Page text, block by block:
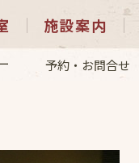
施設案内
予約・お問合せ